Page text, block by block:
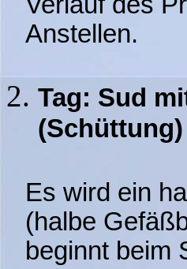
Anstellen.
Tag: Sud
(Schüttung)
Es wird ein
(halbe
beginnt beim